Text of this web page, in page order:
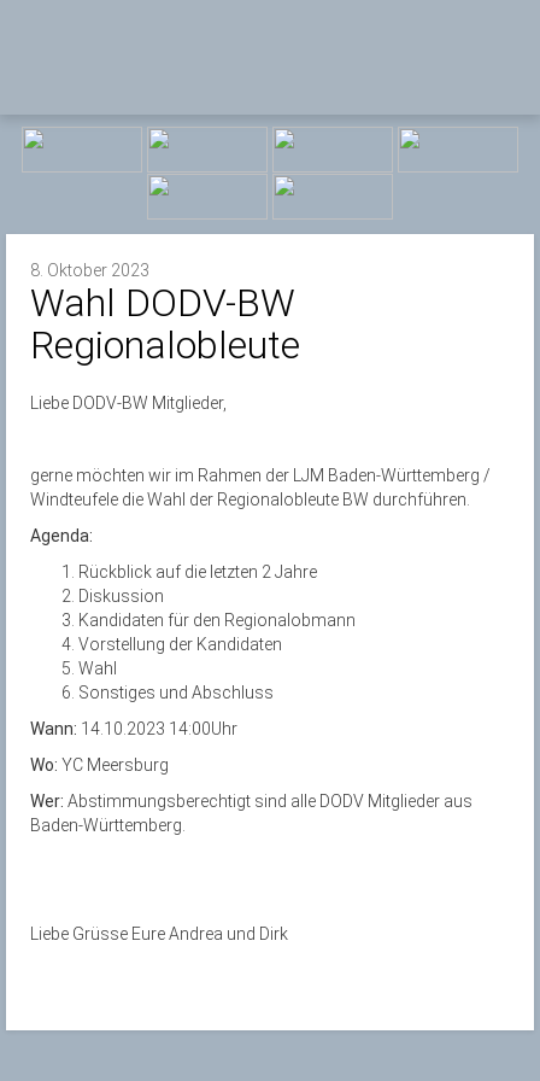
8. Oktober 2023
Wahl DODV-BW
Regionalobleute
Liebe DODV-BW Mitglieder,
gerne möchten wir im Rahmen der LJM Baden-Württemberg /
Windteufele die Wahl der Regionalobleute BW durchführen.
Agenda:
Rückblick auf die letzten 2 Jahre
Diskussion
Kandidaten für den Regionalobmann
Vorstellung der Kandidaten
Wahl
Sonstiges und Abschluss
Wann: 14.10.2023 14:00Uhr
Wo: YC Meersburg
Wer: Abstimmungsberechtigt sind alle DODV Mitglieder aus
Baden-Württemberg.
Liebe Grüsse Eure Andrea und Dirk